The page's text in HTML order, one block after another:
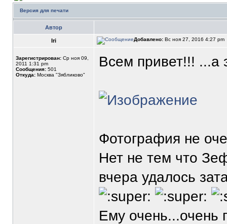
Версия для печати
Автор
Iri Добавлено: Вс ноя 27, 2016 4:27 pm
Зарегистрирован: Ср ноя 09,
2011 1:31 pm
Сообщения: 501
Откуда: Москва "Зябликово"
Всем привет!!! ...а
Фотография не
Нет не тем что
вчера удалось
Ему очень...очень